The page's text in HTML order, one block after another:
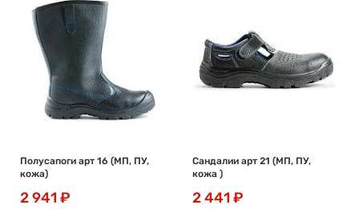
Полусапоги арт 16 (МП, ПУ,
кожа)
2 941 ₽
Сандалии арт 21 (МП, ПУ,
кожа )
2 441 ₽